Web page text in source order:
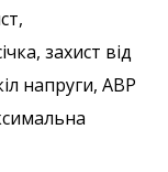
захист від
напруги, АВР